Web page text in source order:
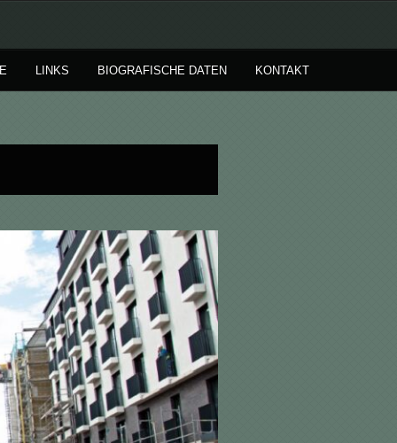
LINKS BIOGRAFISCHE DATEN KONTAKT